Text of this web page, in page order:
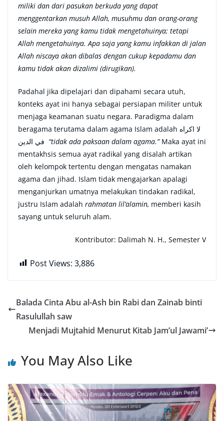
miliki dan dari pasukan berkuda yang dapat
menggentarkan musuh Allah, musuhmu dan orang-orang
selain mereka yang kamu tidak mengetahuinya; tetapi
Allah mengetahuinya. Apa saja yang kamu infakkan di jalan
Allah niscaya akan dibalas dengan cukup kepadamu dan
kamu tidak akan dizalimi (dirugikan).
Padahal jika dipelajari dan dipahami secara utuh,
konteks ayat ini hanya sebagai persiapan militer untuk
menjaga keamanan suatu negara. Paradigma dalam
beragama terutama dalam agama Islam adalah لا اكراه
في الدين “tidak ada paksaan dalam agama.”Maka ayat ini
mentakhsis semua ayat radikal yang disalah artikan
oleh kelompok tertentu dengan mengatas namakan
agama dan jihad. Islam tidak mengajarkan apalagi
menganjurkan umatnya melakukan tindakan radikal,
justru Islam adalah rahmatan lil’alamin, memberi kasih
sayang untuk seluruh alam.
Kontributor: Dalimah N. H., Semester V
Post Views: 3,886
Balada Cinta Abu al-Ash bin Rabi dan Zainab binti
Rasulullah saw
Menjadi Mujtahid Menurut Kitab Jam’ul Jawami’
You May Also Like